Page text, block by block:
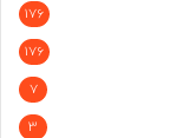
176
176
7
3